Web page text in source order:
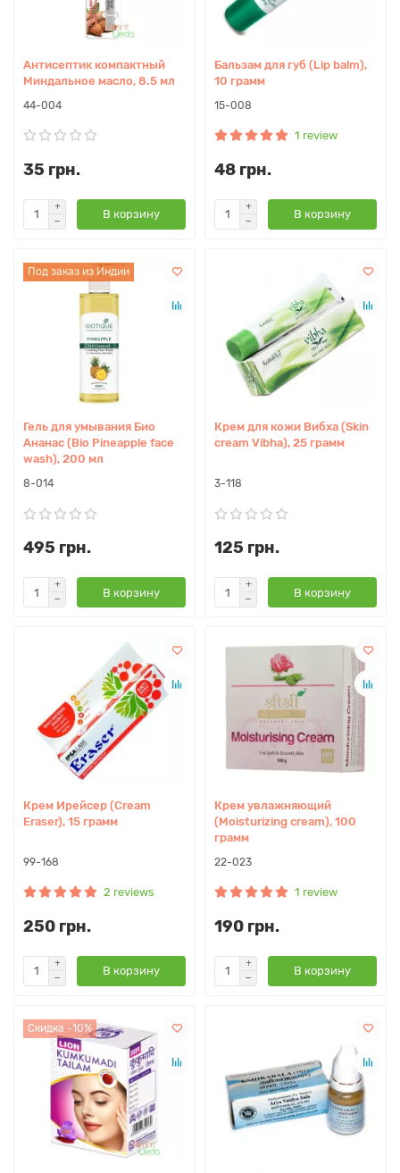
Антисептик компактный
Миндальное масло, 8.5 мл
44-004
35 грн.
В корзину
Бальзам для губ (Lip balm),
10 грамм
15-008
1 review
48 грн.
В корзину
Под заказ из Индии
Гель для умывания Био
Ананас (Bio Pineapple face
wash), 200 мл
8-014
495 грн.
В корзину
Крем для кожи Вибха (Skin
cream Vibha), 25 грамм
3-118
125 грн.
В корзину
Крем Ирейсер (Cream
Eraser), 15 грамм
99-168
2 reviews
250 грн.
В корзину
Крем увлажняющий
(Moisturizing cream), 100
грамм
22-023
1 review
190 грн.
В корзину
Скидка -10%